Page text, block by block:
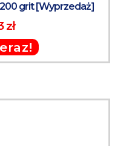
grit [Wyprzedaż]
zł